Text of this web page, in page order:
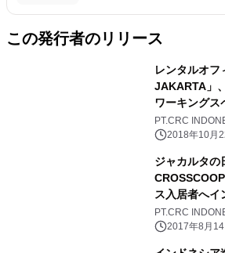
この発行者のリリース
レンタルオフ
JAKARTA」
ワーキングス
PT.CRC
2018年10月
ジャカルタの
ス入居者へイ
チ 「BIZLAB
を開始
PT.CRC
2017年8月